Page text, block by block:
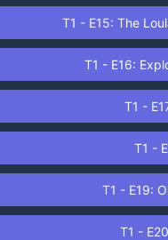
T1 - E15: The
T1 - E16:
T1 -
T1 -
T1 - E19:
T1 -